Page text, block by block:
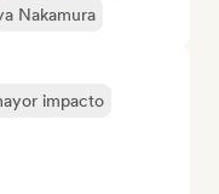
Nakamura
impacto